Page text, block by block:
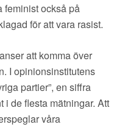
feminist också på
för att vara rasist.
att komma över
I opinionsinstitutens
partier”, en siffra
i de flesta mätningar. Att
våra